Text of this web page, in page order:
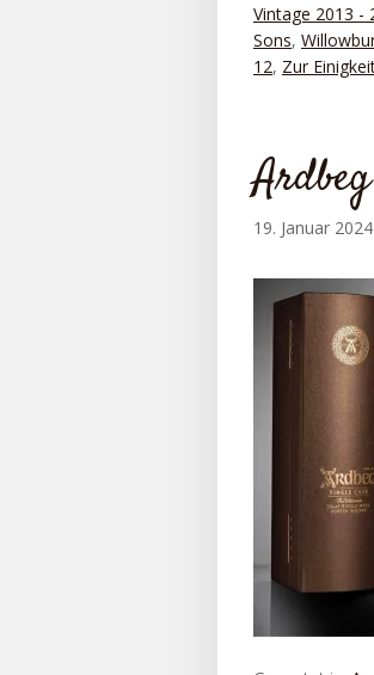
Vintage 2013 -
Sons,
12, Zur
19. Januar 2024